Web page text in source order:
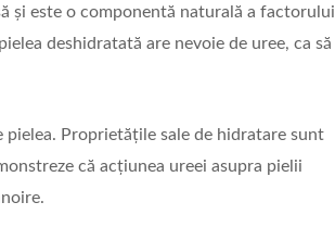
și este o componentă naturală a factorului
deshidratată are nevoie de uree, ca să
pielea. Proprietățile sale de hidratare sunt
că acțiunea ureei asupra pielii